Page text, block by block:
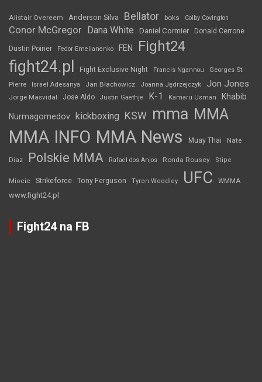
Alistair Overeem Anderson Silva Bellator boks Colby Covington
Conor McGregor Dana White Daniel Cormier Donald Cerrone
Dustin Poirier Fedor Emelianenko FEN Fight24
fight24.pl Fight Exclusive Night Francis Ngannou
Georges St.
Pierre
Israel Adesanya Jan Błachowicz Joanna Jędrzejczyk Jon Jones
Jorge Masvidal Jose Aldo Justin Gaethje K-1 Kamaru Usman Khabib
Nurmagomedov kickboxing KSW mma MMA
MMA INFO MMA News Muay Thai Nate
Diaz Polskie MMA Rafael dos Anjos Ronda Rousey Stipe
Miocic Strikeforce Tony Ferguson Tyron Woodley UFC WMMA
www.fight24.pl
Fight24 na FB